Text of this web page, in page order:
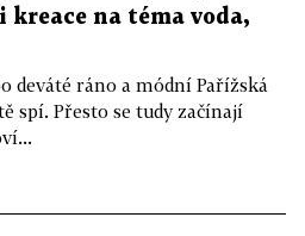
kreace na téma voda,
deváté ráno a módní Pařížská
spí. Přesto se tudy začínají